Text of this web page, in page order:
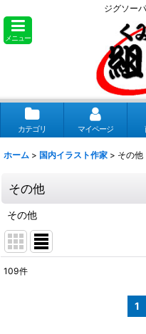
ジグソー
メニュー
カテゴリ マイページ
ホーム > 国内イラスト作家 > その他
その他
その他
109件
1